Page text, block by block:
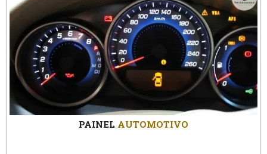
PAINEL AUTOMOTIVO